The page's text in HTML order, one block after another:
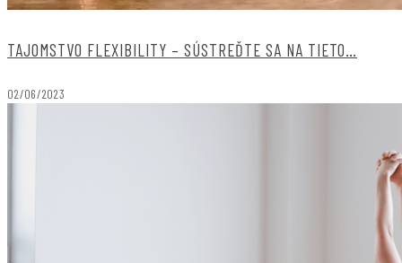
TAJOMSTVO FLEXIBILITY – SÚSTREĎTE SA NA TIETO…
02/06/2023